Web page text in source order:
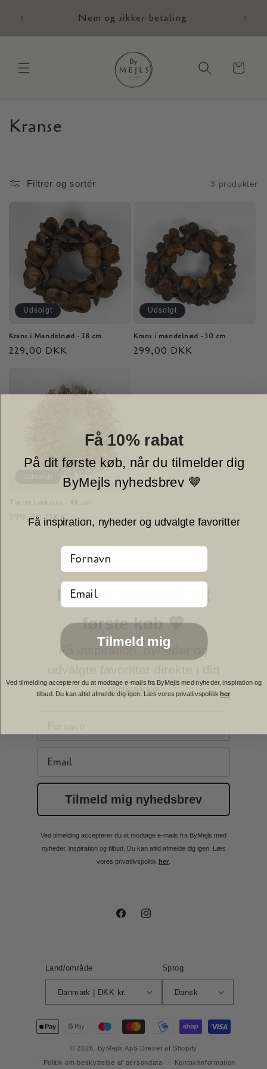
indhold
Nem og sikker betaling
Indkøbskurv
K
o
n
:
Kranse
Filtrer og sortér 3 produkter
Udsolgt
Krans i Mandelnød - 38 cm
Normalpris
229,00 DKK
Udsolgt
Krans i mandelnød - 50 cm
Normalpris
299,00 DKK
Normalpris
399,00 DKK
Få 10% rabat på dit
første køb 🤎
Få inspiration, nyheder og
indbakke
Tilmeld mig nyhedsbrev
Ved tilmelding accepterer du at modtage e-mails fra ByMejls med
nyheder, inspiration og tilbud. Du kan altid afmelde dig igen. Læs
vores privatlivspolitik her
FacebookInstagram
Land/område
Danmark | DKK kr.
Sprog
Dansk
Betalingsmetoder
© 2026, ByMejls ApS Drevet af Shopify
Politik om beskyttelse af persondata
Kontaktinformation
Få 10% rabat
På dit første køb, når du tilmelder dig
ByMejls nyhedsbrev 🤎
Få inspiration, nyheder og udvalgte favoritter
Fornavn
Email
Tilmeld mig
Ved tilmelding accepterer du at modtage e-mails fra ByMejls med nyheder, inspiration og
tilbud. Du kan altid afmelde dig igen. Læs vores privatlivspolitik her.